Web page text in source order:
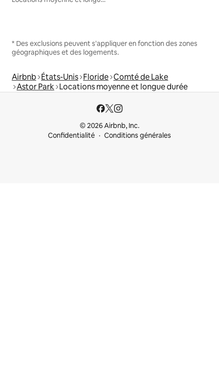
* Des exclusions peuvent s'appliquer en fonction des zones
géographiques et des logements.
Airbnb États-Unis Floride Comté de Lake
Astor Park Locations moyenne et longue durée
© 2026 Airbnb, Inc.
Confidentialité
Conditions générales